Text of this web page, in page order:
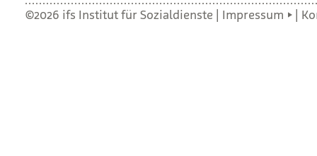
©2026 ifs Institut für Sozialdienste | Impressum